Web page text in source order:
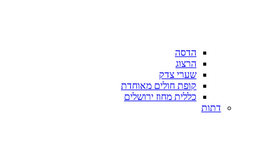
הדסה
הרצוג
שערי צדק
קופת חולים מאוחדת
כללית מחוז ירושלים
דתות